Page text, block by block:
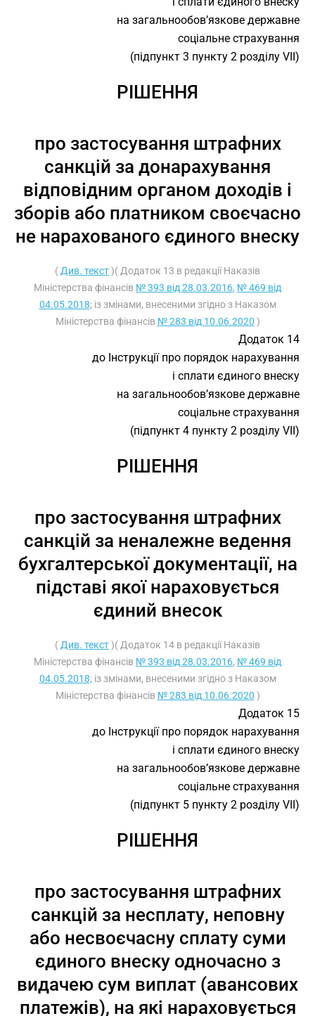
на загальнообов’язкове державне
соціальне страхування
(підпункт 3 пункту 2 розділу VII)
РІШЕННЯ
про застосування штрафних
санкцій за донарахування
відповідним органом доходів і
зборів або платником своєчасно
не нарахованого єдиного внеску
( Див. текст)( Додаток 13 в редакції Наказів
Міністерства фінансів № 393 від 28.03.2016, № 469 від
04.05.2018; із змінами, внесеними згідно з Наказом
Міністерства фінансів № 283 від 10.06.2020 )
Додаток 14
до Інструкції про порядок нарахування
і сплати єдиного внеску
на загальнообов’язкове державне
соціальне страхування
(підпункт 4 пункту 2 розділу VII)
РІШЕННЯ
про застосування штрафних
санкцій за неналежне ведення
бухгалтерської документації, на
підставі якої нараховується
єдиний внесок
( Див. текст)( Додаток 14 в редакції Наказів
Міністерства фінансів № 393 від 28.03.2016, № 469 від
04.05.2018; із змінами, внесеними згідно з Наказом
Міністерства фінансів № 283 від 10.06.2020 )
Додаток 15
до Інструкції про порядок нарахування
і сплати єдиного внеску
на загальнообов’язкове державне
соціальне страхування
(підпункт 5 пункту 2 розділу VII)
РІШЕННЯ
про застосування штрафних
санкцій за несплату, неповну
або несвоєчасну сплату суми
єдиного внеску одночасно з
видачею сум виплат (авансових
платежів), на які нараховується